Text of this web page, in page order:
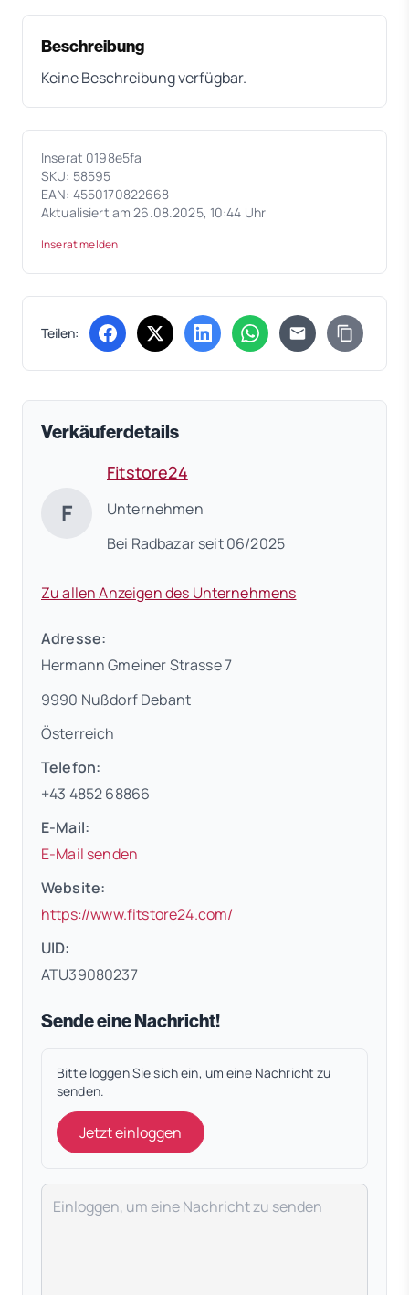
Beschreibung
Keine Beschreibung verfügbar.
Inserat 0198e5fa
SKU: 58595
EAN: 4550170822668
Aktualisiert am 26.08.2025, 10:44 Uhr
Inserat melden
Teilen: (öffnet in neuem Tab)
(öffnet in neuem Tab)
(öffnet in neuem Tab)
(öffnet in neuem Tab)
Verkäuferdetails
F
Fitstore24
Unternehmen
Bei Radbazar seit 06/2025
Zu allen Anzeigen des Unternehmens
Adresse:
Hermann Gmeiner Strasse 7
9990 Nußdorf Debant
Österreich
Telefon:
+43 4852 68866
E-Mail:
E-Mail senden
Website:
https://www.fitstore24.com/
UID:
ATU39080237
Sende eine Nachricht!
Bitte loggen Sie sich ein, um eine Nachricht zu
senden.
Jetzt einloggen
Deine Nachricht